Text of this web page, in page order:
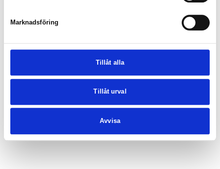
Marknadsföring
Tillåt alla
Tillåt urval
Avvisa